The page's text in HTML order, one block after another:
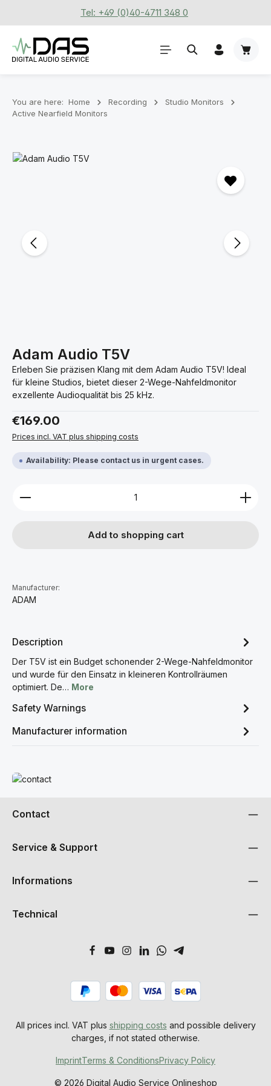
Skip to main contentTel: +49 (0)40-4711 348 0
You are here: Home Recording
Stu­dio Mon­it­ors
Active Nearfield Monitors
Skip image gallery
Adam Audio T5V
Erleben Sie präzisen Klang mit dem Adam Audio T5V! Ideal
für kleine Studios, bietet dieser 2-Wege-Nahfeldmonitor
exzellente Audioqualität bis 25 kHz.
Regular price:
€169.00
Prices incl. VAT plus shipping costs
Availability: Please contact us in urgent cases.
Product Quantity: Enter the desired amount or
Add to shopping cart
Manufacturer:
ADAM
Description
Der T5V ist ein Budget schonender 2-Wege-Nahfeldmonitor
und wurde für den Einsatz in kleineren Kontrollräumen
optimiert. De… More
Safety Warnings
Manufacturer information
Read more
Contact
Service & Support
Informations
Technical
All prices incl. VAT plus shipping costs and possible delivery
charges, if not stated otherwise.
© 2026 Digital Audio Service Onlineshop
ImprintTerms & ConditionsPrivacy Policy